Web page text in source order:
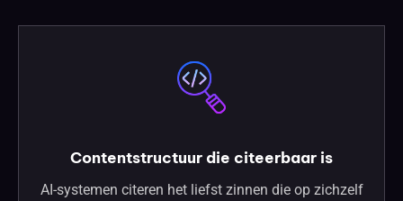
Contentstructuur die citeerbaar is
AI-systemen citeren het liefst zinnen die op zichzelf